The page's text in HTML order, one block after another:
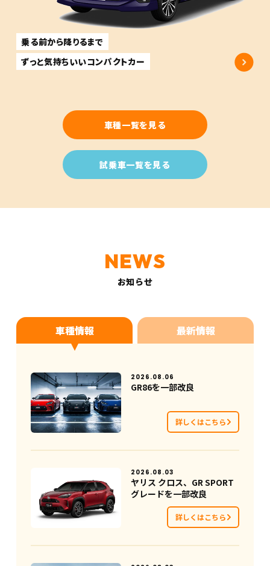
乗る前から降りるまで
ずっと気持ちいいコンパクトカー
車種一覧を見る
試乗車一覧を見る
お知らせ
車種情報 最新情報
2026.08.06
GR86を一部改良
詳しくはこちら
2026.08.03
ヤリス クロス、GR SPORT
グレードを一部改良
詳しくはこちら